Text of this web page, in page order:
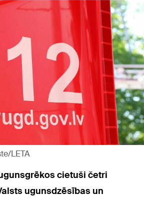
LETA
cietuši četri
ugunsdzēsības un